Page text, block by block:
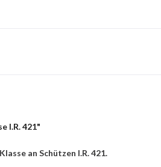
I.R. 421"
an Schützen I.R. 421.